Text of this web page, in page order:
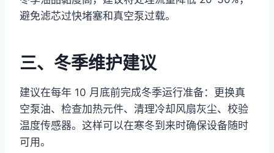
避免滤芯过快堵塞和真空泵过载。
三、冬季维护建议
建议在每年 10 月底前完成冬季运行准备：更换真
空泵油、检查加热元件、清理冷却风扇灰尘、校验
温度传感器。这样可以在寒冬到来时确保设备随时
可用。